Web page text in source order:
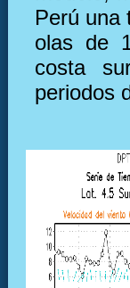
Perú una
olas de
costa
periodos